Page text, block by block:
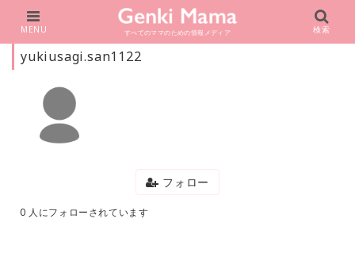
すべてのママのための情報メディア
MENU 検索
yukiusagi.san1122
フォロー
0 人にフォローされています